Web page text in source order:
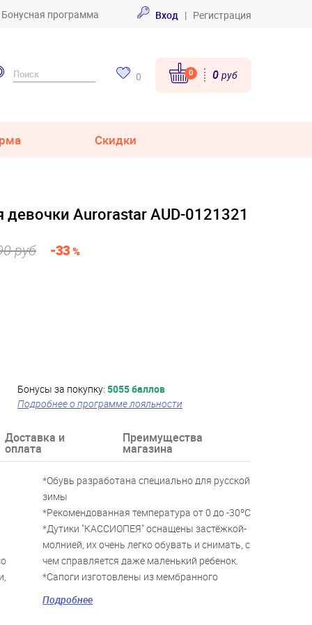
Бонусная программа Вход | Регистрация
0 0 0 руб
Скидки
Aurorastar AUD-0121321
руб -33%
Бонусы за покупку: 5055 баллов
Подробнее о программе лояльности
Доставка и
оплата
Преимущества
магазина
*Обувь разработана специально для русской
зимы
*Рекомендованная температура от 0 до -30ºС
*Дутики "КАССИОПЕЯ" оснащены застёжкой-
молнией, их очень легко обувать и снимать, с
чем справляется даже маленький ребенок.
*Сапоги изготовлены из мембранного
материала, он не только дышащий, но и
имеет влаго- и грязеотталкивающие
Подробнее